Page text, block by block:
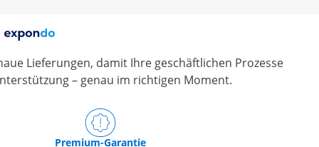
Lieferungen, damit Ihre geschäftlichen Prozesse
– genau im richtigen Moment.
Premium-Garantie